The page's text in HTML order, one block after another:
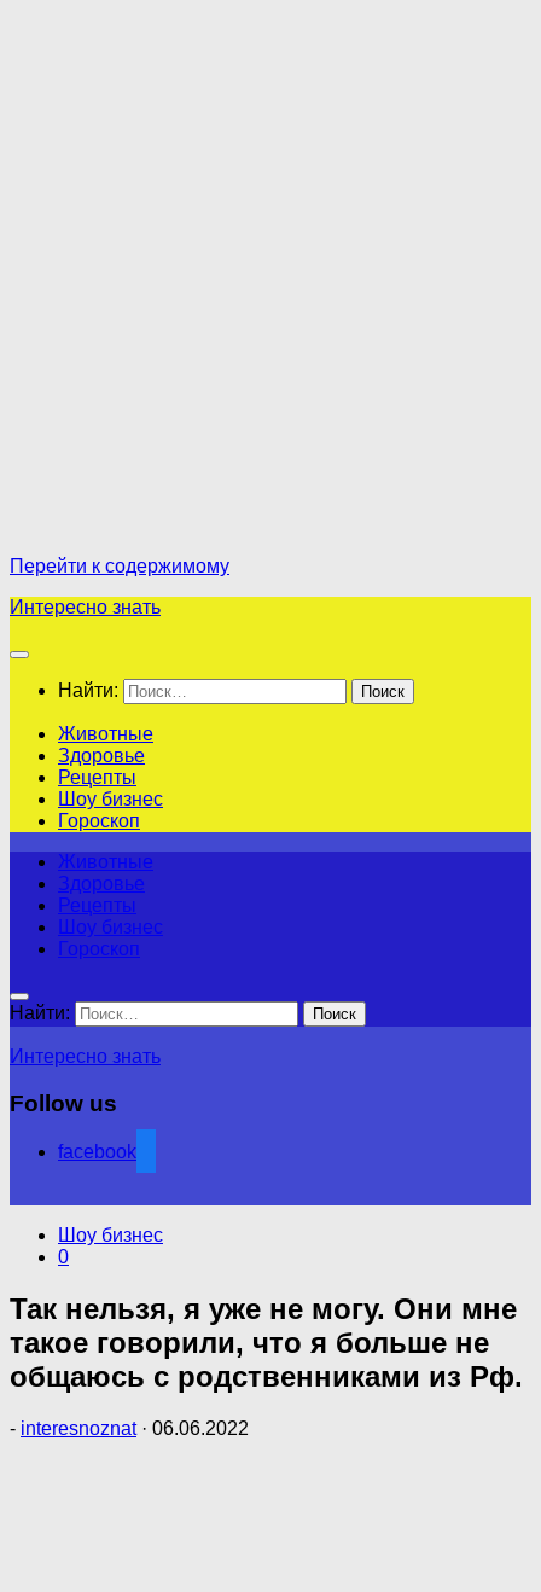
Перейти к содержимому
Интересно знать
Найти:
Животные
Здоровье
Рецепты
Шоу бизнес
Гороскоп
Животные
Здоровье
Рецепты
Шоу бизнес
Гороскоп
Найти:
Интересно знать
Follow us
facebook
Шоу бизнес
0
Так нельзя, я уже не могу. Они мне
такое говорили, что я больше не
общаюсь с родственниками из Рф.
- interesnoznat · 06.06.2022